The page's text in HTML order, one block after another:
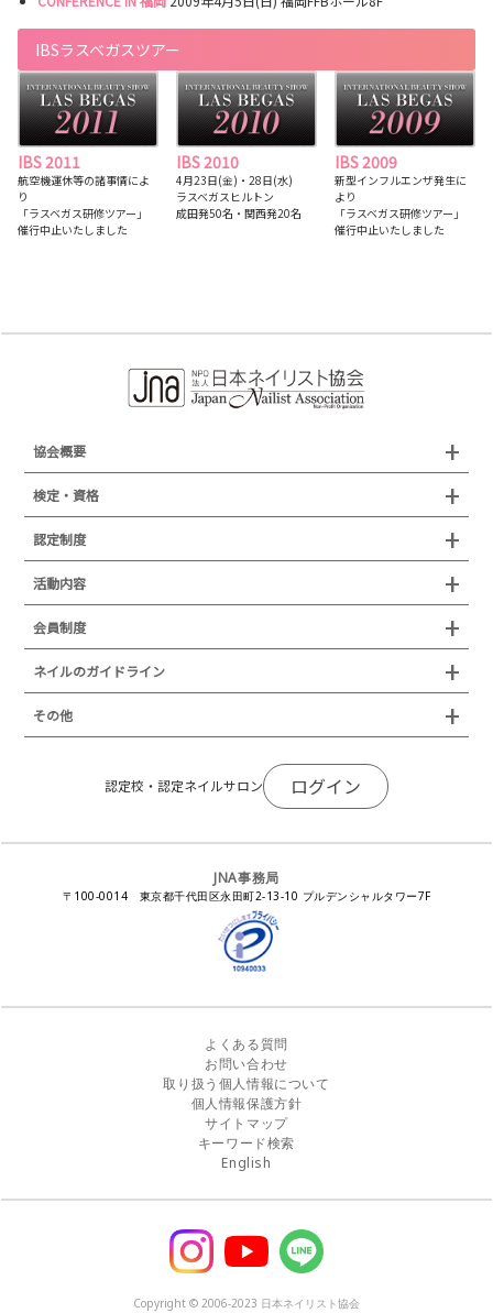
IBSラスベガスツアー
IBS 2011
航空機運休等の諸事情によ
り
「ラスベガス研修ツアー」
催行中止いたしました
IBS 2010
4月23日(金)・28日(水)
ラスベガスヒルトン
成田発50名・関西発20名
IBS 2009
新型インフルエンザ発生に
より
「ラスベガス研修ツアー」
催行中止いたしました
協会概要
組織概要
所在地
プレスリリース
叙勲・褒章・受賞・表彰
通常総会について
検定・資格
検定試験
JNAフットケア理論検定試験
ネイリスト技能検定試験（JNEC主催）
JNAネイリスト技能検定国際試験
JNAネイリストキャリアパス講習会
JNAオフィシャル教材
認定制度
認定制度
認定校
認定ネイルサロン
活動内容
ネイルエキスポ
ネイルオブザイヤー
全日本ネイリスト選手権・地区大会
11月ネイル月間
セミナー
セミナー
JNAスーパーライブ
JNAネイルサロン等化学物質管理講習会
ネイルトレンド
ネイルトレンド
トレンドプロジェクトメンバー
会員制度
会員制度
法人会員
ネイルのガイドライン
新型コロナ感染症関連
コンプライアンス／法令遵守
EUにおけるTPO成分を含む化粧品の市場提供禁止について
景品表示法に基づく措置命令について
その他
サポートネイルサロン制度
教材・書籍・刊行物
認定校・認定ネイルサロン ログイン
JNA事務局
〒100-0014 東京都千代田区永田町2-13-10 プルデンシャルタワー7F
よくある質問
お問い合わせ
取り扱う個人情報について
個人情報保護方針
サイトマップ
キーワード検索
English
Copyright © 2006-2023 日本ネイリスト協会